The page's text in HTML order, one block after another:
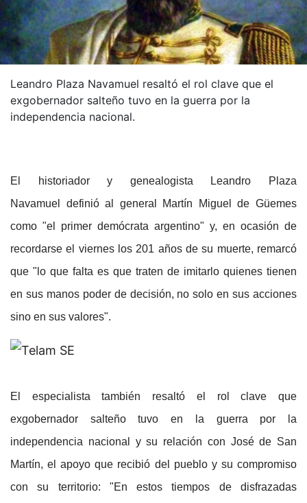
Leandro Plaza Navamuel resaltó el rol clave que el
exgobernador salteño tuvo en la guerra por la
independencia nacional.
El
historiador y genealogista Leandro Plaza
Navamuel
definió al general Martín Miguel de Güemes
como "el primer demócrata argentino" y, en ocasión de
recordarse el viernes los 201 años de su muerte, remarcó
que "lo que falta es que traten de imitarlo quienes tienen
en sus manos poder de decisión, no solo en sus acciones
sino en sus valores".
El especialista también resaltó el rol clave que
exgobernador salteño tuvo en la guerra por la
independencia nacional y su relación con José de San
Martín, el apoyo que recibió del pueblo y su compromiso
con su territorio: "En estos tiempos de disfrazadas